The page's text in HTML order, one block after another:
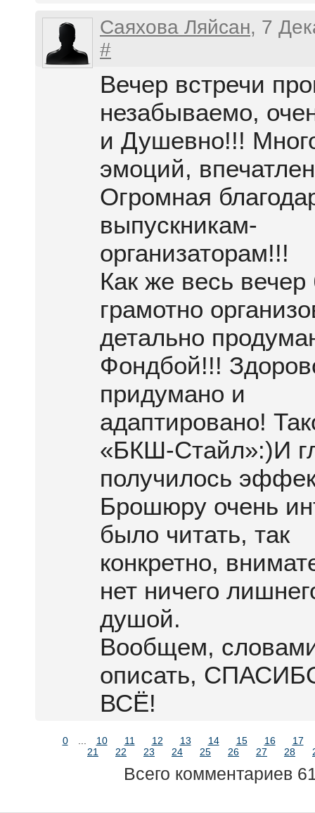
Саяхова Ляйсан, 7
#
Вечер встречи
незабываемо,
и Душевно!!!
эмоций,
Огромная
выпускникам-
организаторам!!!
Как же весь
грамотно
детально
Фондбой!!!
придумано и
адаптировано!
«БКШ-Стайл»:)И
получилось
Брошюру очень
было читать, так
конкретно,
нет ничего
душой.
Вообщем,
описать,
ВСЁ!
0 10 11 12 13 14 15 16
17
21
22 23 24 25 26 27 28
Всего комментариев